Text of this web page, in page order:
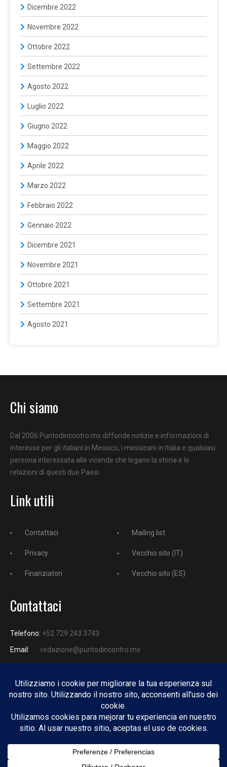
Dicembre 2022
Novembre 2022
Ottobre 2022
Settembre 2022
Agosto 2022
Luglio 2022
Giugno 2022
Maggio 2022
Aprile 2022
Marzo 2022
Febbraio 2022
Gennaio 2022
Dicembre 2021
Novembre 2021
Ottobre 2021
Settembre 2021
Agosto 2021
Chi siamo
Dal 2006 Puntodincontro.mx diffonde notizie e informazioni di
interesse per gli italiani in Messico, i messicani in Italia e qualsiasi
persona interessata alle vicende che legano la storia e le
relazioni di questi due Paesi.
Link utili
Contattaci
Privacy
Finanziatori
Mailing list
Vecchio sito (IT)
Vecchio sito (ES)
Contattaci
Telefono: +52 729 243 3743
Email:
redazione@puntodincontro.mx
PUNTODINCONTRO